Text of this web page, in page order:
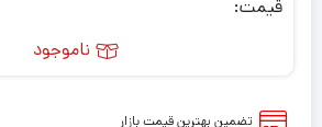
قیمت:
ناموجود
تضمین بهترین قیمت بازار